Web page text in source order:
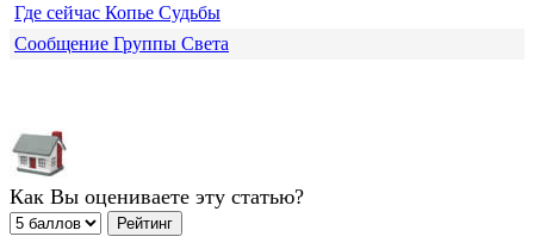
Где сейчас Копье Судьбы
Сообщение Группы Света
Как Вы оцениваете эту статью?